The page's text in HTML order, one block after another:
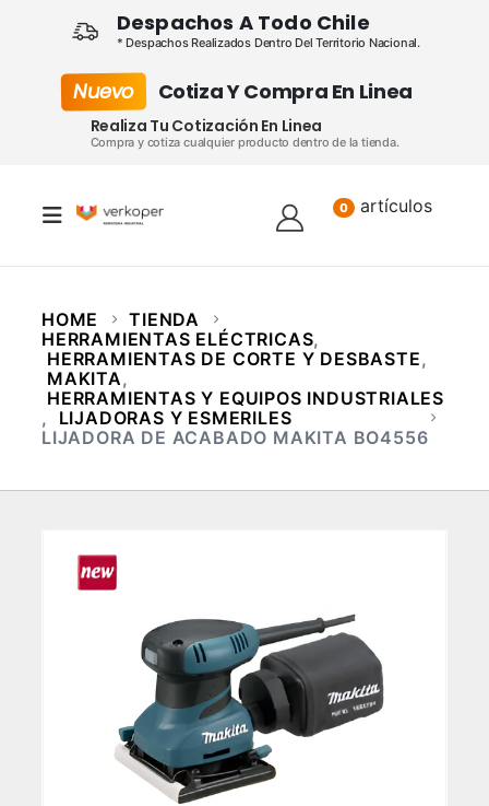
Despachos A Todo Chile
* Despachos Realizados Dentro Del Territorio Nacional.
Nuevo Cotiza Y Compra En Linea
Realiza Tu Cotización En Linea
Compra y cotiza cualquier producto dentro de la tienda.
0 artículos
HOME
TIENDA
HERRAMIENTAS ELÉCTRICAS,
HERRAMIENTAS DE CORTE Y DESBASTE,
MAKITA,
HERRAMIENTAS Y EQUIPOS INDUSTRIALES
,
LIJADORAS Y ESMERILES
LIJADORA DE ACABADO MAKITA BO4556